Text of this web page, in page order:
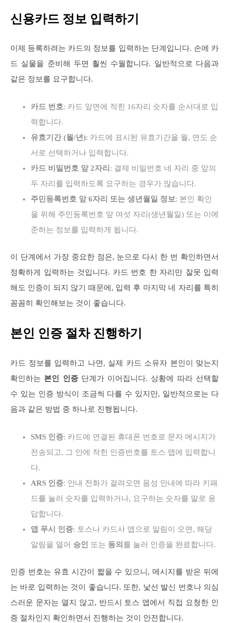
신용카드 정보 입력하기
이제 등록하려는 카드의 정보를 입력하는 단계입니다. 손에 카
드 실물을 준비해 두면 훨씬 수월합니다. 일반적으로 다음과
같은 정보를 요구합니다.
카드 번호: 카드 앞면에 적힌 16자리 숫자를 순서대로 입
력합니다.
유효기간 (월/년): 카드에 표시된 유효기간을 월, 연도 순
서로 선택하거나 입력합니다.
카드 비밀번호 앞 2자리 : 결제 비밀번호 네 자리 중 앞의
두 자리를 입력하도록 요구하는 경우가 많습니다.
주민등록번호 앞 6자리 또는 생년월일 정보: 본인 확인
을 위해 주민등록번호 앞 여섯 자리(생년월일) 또는 이에
준하는 정보를 입력하게 됩니다.
이 단계에서 가장 중요한 점은, 눈으로 다시 한 번 확인하면서
정확하게 입력하는 것입니다. 카드 번호 한 자리만 잘못 입력
해도 인증이 되지 않기 때문에, 입력 후 마지막 네 자리를 특히
꼼꼼히 확인해보는 것이 좋습니다.
본인 인증 절차 진행하기
카드 정보를 입력하고 나면, 실제 카드 소유자 본인이 맞는지
확인하는 본인 인증단계가 이어집니다. 상황에 따라 선택할
수 있는 인증 방식이 조금씩 다를 수 있지만, 일반적으로는 다
음과 같은 방법 중 하나로 진행됩니다.
SMS 인증: 카드에 연결된 휴대폰 번호로 문자 메시지가
전송되고, 그 안에 적힌 인증번호를 토스 앱에 입력합니
다.
ARS 인증: 안내 전화가 걸려오면 음성 안내에 따라 키패
드를 눌러 숫자를 입력하거나, 요구하는 숫자를 말로 응
답합니다.
앱 푸시 인증: 토스나 카드사 앱으로 알림이 오면, 해당
알림을 열어 승인 또는 동의 를 눌러 인증을 완료합니다.
인증 번호는 유효 시간이 짧을 수 있으니, 메시지를 받은 뒤에
는 바로 입력하는 것이 좋습니다. 또한, 낯선 발신 번호나 의심
스러운 문자는 열지 않고, 반드시 토스 앱에서 직접 요청한 인
증 절차인지 확인하면서 진행하는 것이 안전합니다.